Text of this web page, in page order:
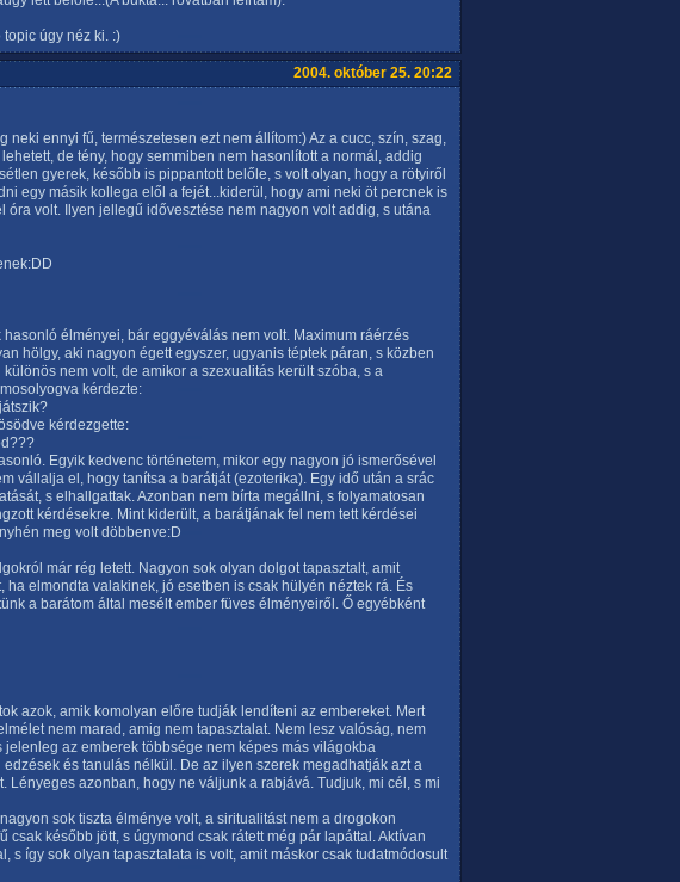
úgy néz ki. :)
2004. október 25. 20:22
neki ennyi fű, természetesen ezt nem állítom:) Az a cucc, szín, szag,
de tény, hogy semmiben nem hasonlított a normál, addig
gyerek, később is pippantott belőle, s volt olyan, hogy a rötyiről
egy másik kollega elől a fejét...kiderül, hogy ami neki öt percnek is
óra volt. Ilyen jellegű idővesztése nem nagyon volt addig, s utána
hasonló élményei, bár eggyéválás nem volt. Maximum ráérzés
hölgy, aki nagyon égett egyszer, ugyanis téptek páran, s közben
nem volt, de amikor a szexualitás került szóba, s a
kérdezte:
kérdezgette:
Egyik kedvenc történetem, mikor egy nagyon jó ismerősével
vállalja el, hogy tanítsa a barátját (ezoterika). Egy idő után a srác
s elhallgattak. Azonban nem bírta megállni, s folyamatosan
kérdésekre. Mint kiderült, a barátjának fel nem tett kérdései
meg volt döbbenve:D
már rég letett. Nagyon sok olyan dolgot tapasztalt, amit
ha elmondta valakinek, jó esetben is csak hülyén néztek rá. És
a barátom által mesélt ember füves élményeiről. Ő egyébként
azok, amik komolyan előre tudják lendíteni az embereket. Mert
nem marad, amig nem tapasztalat. Nem lesz valóság, nem
jelenleg az emberek többsége nem képes más világokba
és tanulás nélkül. De az ilyen szerek megadhatják azt a
Lényeges azonban, hogy ne váljunk a rabjává. Tudjuk, mi cél, s mi
sok tiszta élménye volt, a siritualitást nem a drogokon
csak később jött, s úgymond csak rátett még pár lapáttal. Aktívan
s így sok olyan tapasztalata is volt, amit máskor csak tudatmódosult